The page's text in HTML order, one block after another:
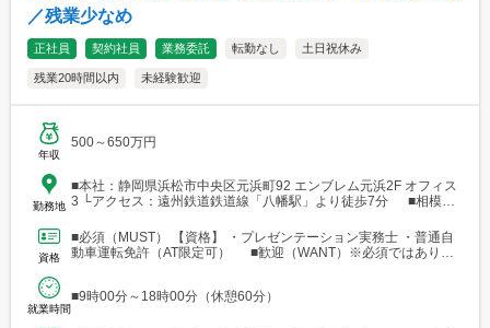
／残業少なめ
正社員 契約社員 業務委託 転勤なし 土日祝休み
残業20時間以内 未経験歓迎
年収
500～650万円
勤務地
■本社：静岡県浜松市中央区元浜町92 エンブレム元浜2F オフィス
3 └アクセス：遠州鉄道鉄道線「八幡駅」より徒歩7分 ■相模原
「橋本駅」よりバス25分
資格
■必須（MUST） 【資格】 ・プレゼンテーション実務士 ・普通自
動車運転免許（AT限定可） ■歓迎（WANT）※必須ではありま
就業時間
■9時00分～18時00分（休憩60分）